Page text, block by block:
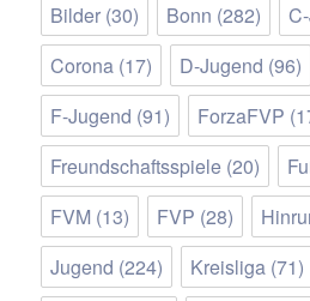
Bilder (30) Bonn (282)
Corona (17) D-Jugend (96)
F-Jugend (91) ForzaFVP
Freundschaftsspiele (20)
FVM (13) FVP (28)
Jugend (224) Kreisliga (71)